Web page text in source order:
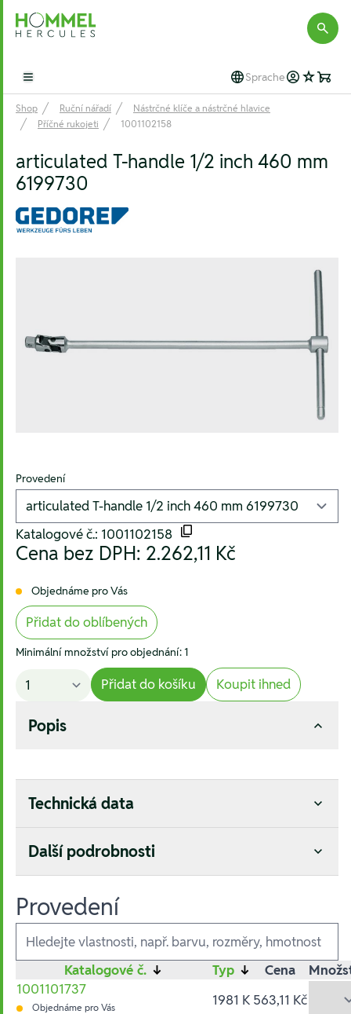
Hommel Hercules
Open main menu Sprache
Shop Ruční nářadí
Nástrčné klíče a nástrčné hlavice
Příčné rukojeti
1001102158
articulated T-handle 1/2 inch 460 mm
6199730
Provedení
Katalogové č.: 1001102158
Cena bez DPH: 2.262,11 Kč
Objednáme pro Vás
Přidat do oblíbených
Minimální množství pro objednání: 1
Přidat do košíku Koupit ihned
Popis
Technická data
Další podrobnosti
Provedení
Ausführungen
Katalogové č. ↓ Typ ↓ Cena
1001101737
Objednáme pro Vás 1981 K 563,11 Kč